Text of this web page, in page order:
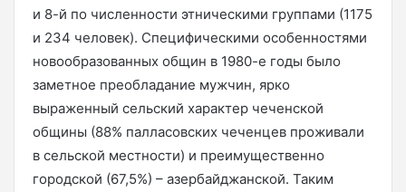
и 8-й по численности этническими группами (1175
и 234 человек). Специфическими особенностями
новообразованных общин в 1980-е годы было
заметное преобладание мужчин, ярко
выраженный сельский характер чеченской
общины (88% палласовских чеченцев проживали
в сельской местности) и преимущественно
городской (67,5%) – азербайджанской. Таким